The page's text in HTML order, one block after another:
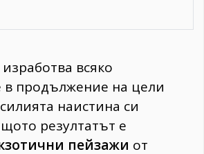
всяко
в продължение на цели
наистина си
резултатът е
пейзажи от